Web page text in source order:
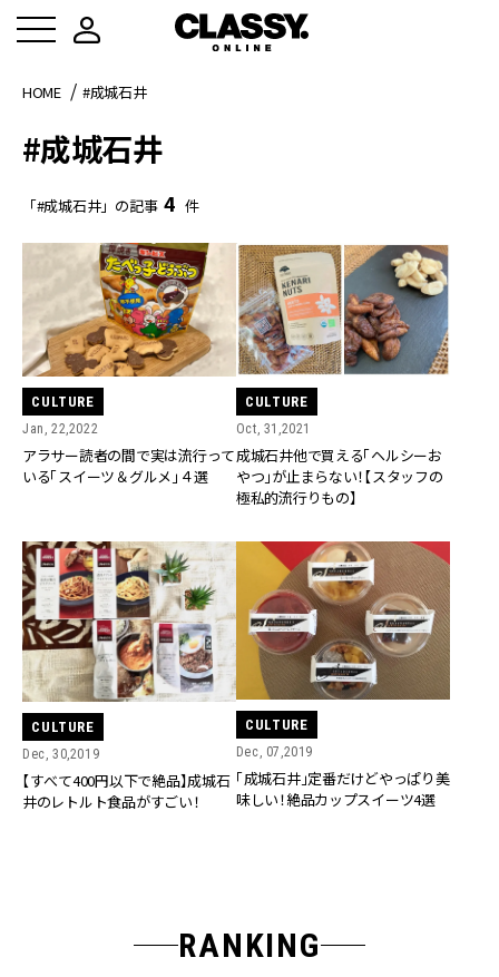
HOME #成城石井
#成城石井
「#成城石井」の記事 4 件
CULTURE
Jan, 22,2022
アラサー読者の間で実は流行って
いる「スイーツ＆グルメ」４選
CULTURE
Oct, 31,2021
成城石井他で買える「ヘルシーお
やつ」が止まらない！【スタッフの
極私的流行りもの】
CULTURE
Dec, 30,2019
【すべて400円以下で絶品】成城石
井のレトルト食品がすごい！
CULTURE
Dec, 07,2019
「成城石井」定番だけどやっぱり美
味しい！絶品カップスイーツ4選
RANKING